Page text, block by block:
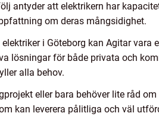
antyder att elektrikern har
om deras mångsidighet.
i Göteborg kan Agitar
lösningar för både privata och
alla behov.
eller bara behöver lite råd
kan leverera pålitliga och väl